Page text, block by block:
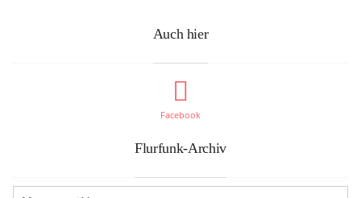
Auch hier
Facebook
Flurfunk-Archiv